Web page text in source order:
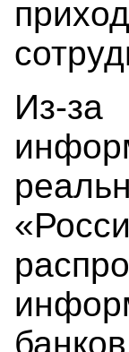
Из-